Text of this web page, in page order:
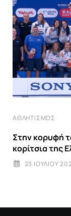
ΑΘΛΗΤΙΣΜΌΣ
Στην κορυφή
κορίτσια της
23 ΙΟΥΛΊΟΥ